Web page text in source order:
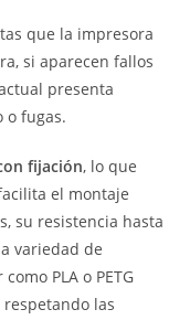
que la impresora
si aparecen fallos
presenta
o fugas.
fijación, lo que
el montaje
su resistencia hasta
variedad de
PLA o PETG
las